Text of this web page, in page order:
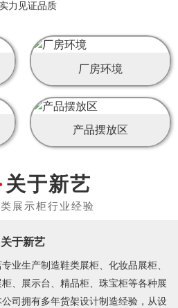
力见证品质
厂房环境
产品摆放区
关于新艺
关于新艺
业生产制造鞋类展柜、化妆品展柜、
、展示台、精品柜、珠宝柜等各种展
司拥有多年货架设计制造经验，从设